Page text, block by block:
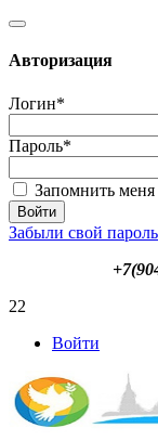
Авторизация
Логин*
Пароль*
Запомнить меня
Забыли свой
22
Войти